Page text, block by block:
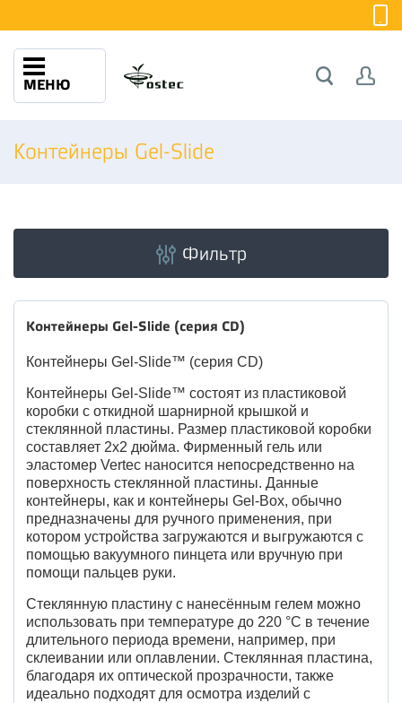
МЕНЮ
Контейнеры Gel-Slide
Фильтр
Контейнеры Gel-Slide (серия CD)
Контейнеры Gel-Slide™ (серия CD)
Контейнеры Gel-Slide™ состоят из пластиковой
коробки с откидной шарнирной крышкой и
стеклянной пластины. Размер пластиковой коробки
составляет 2х2 дюйма. Фирменный гель или
эластомер Vertec наносится непосредственно на
поверхность стеклянной пластины. Данные
контейнеры, как и контейнеры Gel-Box, обычно
предназначены для ручного применения, при
котором устройства загружаются и выгружаются с
помощью вакуумного пинцета или вручную при
помощи пальцев руки.
Стеклянную пластину с нанесённым гелем можно
использовать при температуре до 220 °C в течение
длительного периода времени, например, при
склеивании или оплавлении. Стеклянная пластина,
благодаря их оптической прозрачности, также
идеально подходят для осмотра изделий с